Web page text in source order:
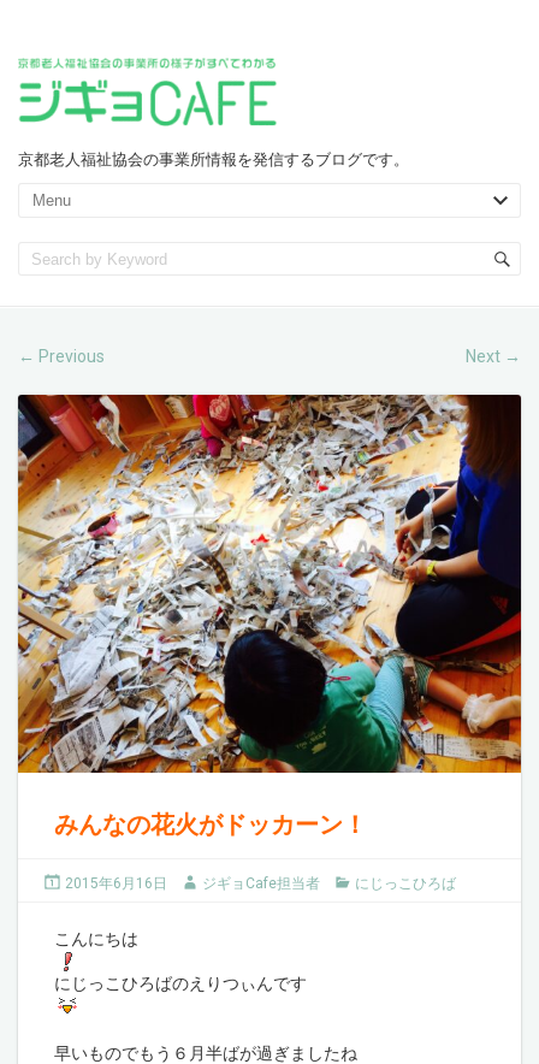
京都老人福祉協会の事業所情報を発信するブログです。
← Previous Next →
みんなの花火がドッカーン！
2015年6月16日 ジギョCafe担当者 にじっこひろば
こんにちは
にじっこひろばのえりつぃんです
早いものでもう６月半ばが過ぎましたね